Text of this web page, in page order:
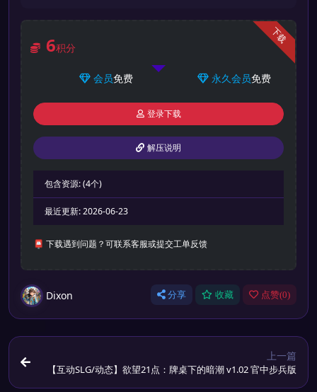
下载
6积分
会员免费 永久会员免费
登录下载
解压说明
包含资源:(4个)
最近更新:2026-06-23
📮 下载遇到问题？可联系客服或提交工单反馈
Dixon 分享 收藏 点赞(0)
上一篇
【互动SLG/动态】欲望21点：牌桌下的暗潮 v1.02 官中步兵版